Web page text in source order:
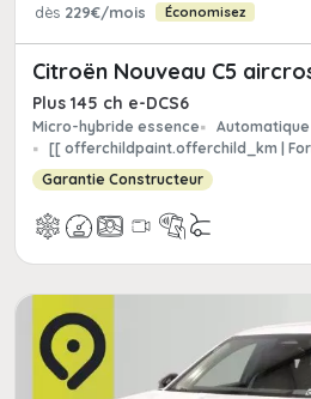
dès 229€/mois Économisez
Citroën Nouveau C5
Plus 145 ch e-DCS6
Micro-hybride essence
Automatique
[[ offerchildpaint.offerchild_km |
Garantie Constructeur